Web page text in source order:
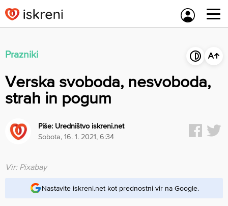
to
content
Prazniki
Verska svoboda, nesvoboda,
strah in pogum
Piše: Uredništvo iskreni.net
sobota, 16. 1. 2021, 6:34
Vir: Pixabay
Nastavite iskreni.net kot prednostni vir na Google.